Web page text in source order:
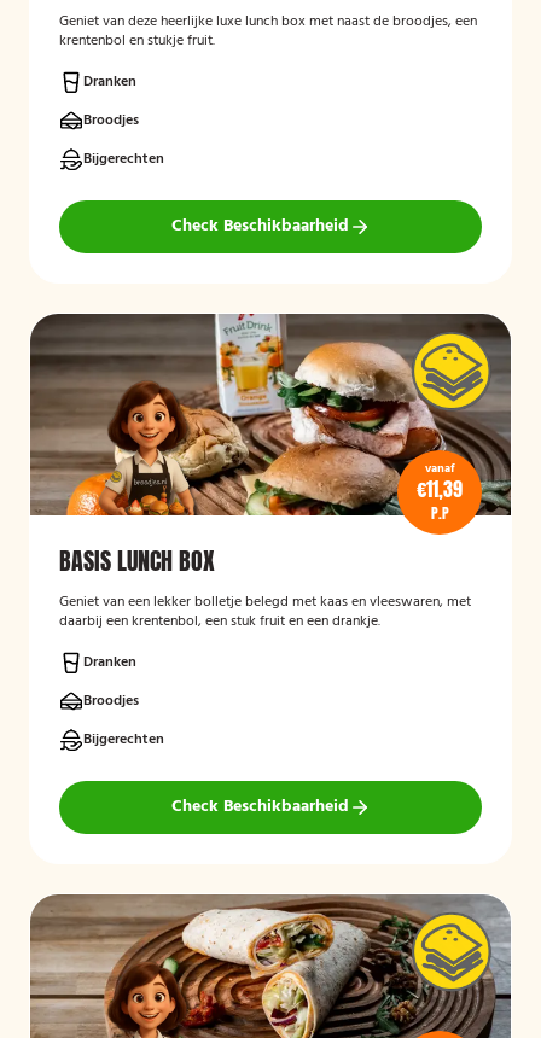
Geniet van deze heerlijke luxe lunch box met naast de broodjes, een
krentenbol en stukje fruit.
Dranken
Broodjes
Bijgerechten
Check Beschikbaarheid
vanaf
€11,39
P.P
BASIS LUNCH BOX
Geniet van een lekker bolletje belegd met kaas en vleeswaren, met
daarbij een krentenbol, een stuk fruit en een drankje.
Dranken
Broodjes
Bijgerechten
Check Beschikbaarheid